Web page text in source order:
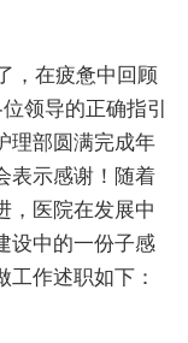
在疲惫中回顾
领导的正确指引
理部圆满完成年
表示感谢！随着
，医院在发展中
设中的一份子感
作述职如下：